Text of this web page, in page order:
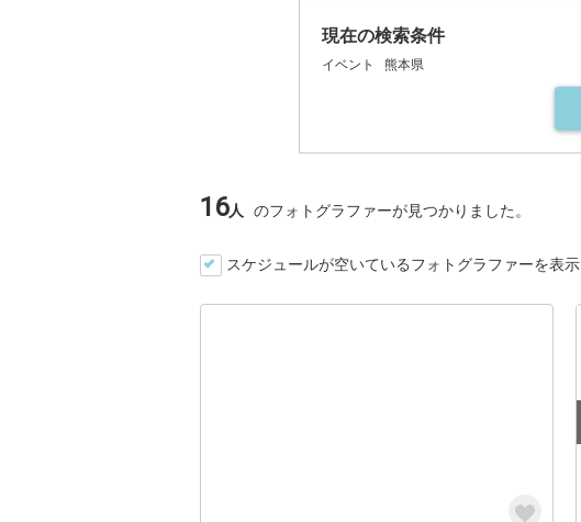
現在の検索条件
イベント 熊本県
16人 のフォトグラファーが見つかりました。
スケジュールが空いているフォトグラファーを表示